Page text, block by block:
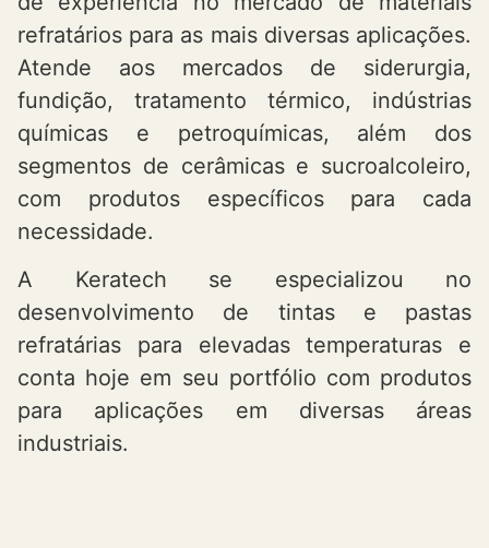
refratários para as mais diversas aplicações.
Atende aos mercados de siderurgia,
fundição, tratamento térmico, indústrias
químicas e petroquímicas, além dos
segmentos de cerâmicas e sucroalcoleiro,
com produtos específicos para cada
necessidade.
A Keratech se especializou no
desenvolvimento de tintas e pastas
refratárias para elevadas temperaturas e
conta hoje em seu portfólio com produtos
para aplicações em diversas áreas
industriais.